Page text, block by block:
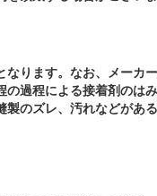
なります。なお、メーカ
の過程による接着剤のは
製のズレ、汚れなどがあ